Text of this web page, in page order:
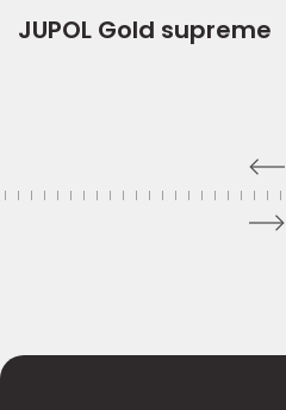
JUPOL Gold supreme